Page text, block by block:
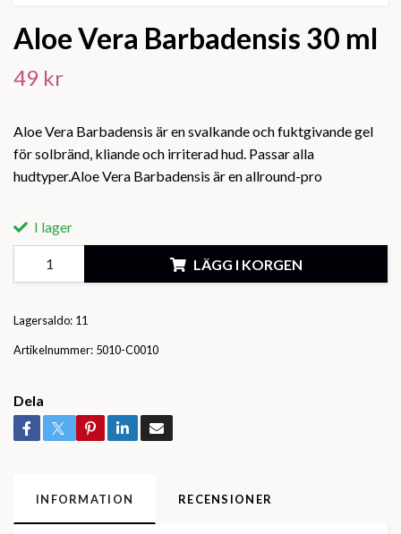
Aloe Vera Barbadensis 30 ml
49 kr
Aloe Vera Barbadensis är en svalkande och fuktgivande gel
för solbränd, kliande och irriterad hud. Passar alla
hudtyper.Aloe Vera Barbadensis är en allround-pro
I lager
LÄGG I KORGEN
Lagersaldo: 11
Artikelnummer: 5010-C0010
Dela
INFORMATION RECENSIONER